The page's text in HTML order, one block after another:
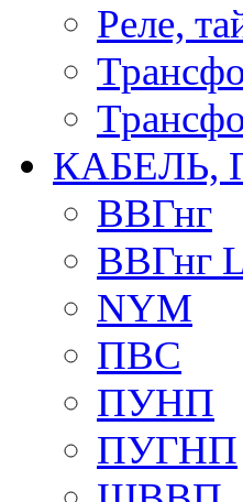
Реле,
КАБЕЛЬ,
ВВГнг
ВВГнг
NYM
ПВС
ПУНП
ПУГНП